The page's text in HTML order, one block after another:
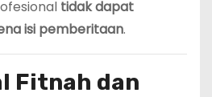
tidak dapat
isi pemberitaan.
Fitnah dan